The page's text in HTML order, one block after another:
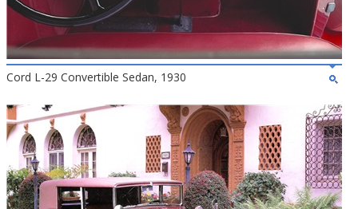
Cord L-29 Convertible Sedan, 1930